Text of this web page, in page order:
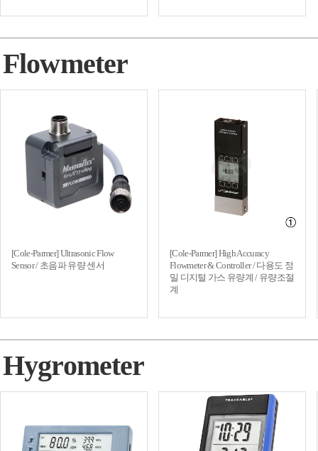
Flowmeter
[Cole-Parmer] Ultrasonic Flow
Sensor / 초음파 유량 센서
[Cole-Parmer] High Accuracy
Flowmeter & Controller / 다용도 정
밀 디지털 가스 유량계 / 유량조절
계
Hygrometer